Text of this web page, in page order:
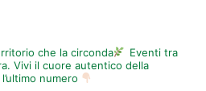
che la circonda
Eventi tra
Vivi il cuore autentico della
numero